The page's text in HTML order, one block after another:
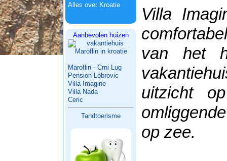
Alles over Kroatie
Aanbevolen huizen
Maroflin - Crni Lug
Pension Lobrovic
Villa Imagine
Villa Nada
Ceric
Tandtoerisme
Villa
van het
uitzicht
op zee.